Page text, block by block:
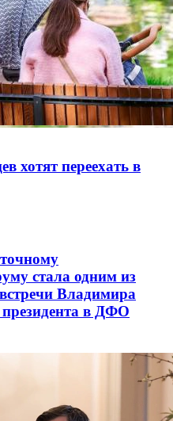
хотят переехать в
стала одним из
Владимира
в ДФО